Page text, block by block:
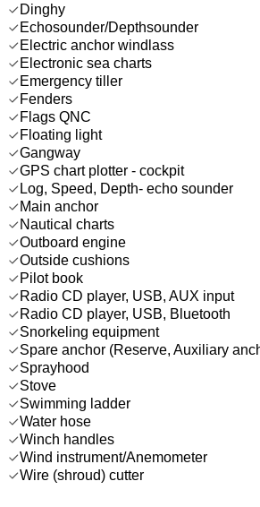
Dinghy
Echosounder/Depthsounder
Electric anchor windlass
Electronic sea charts
Emergency tiller
Fenders
Flags QNC
Floating light
Gangway
GPS chart plotter - cockpit
Log, Speed, Depth- echo sounder
Main anchor
Nautical charts
Outboard engine
Outside cushions
Pilot book
Radio CD player, USB, AUX input
Radio CD player, USB, Bluetooth
Snorkeling equipment
Spare anchor (Reserve, Auxiliary
Sprayhood
Stove
Swimming ladder
Water hose
Winch handles
Wind instrument/Anemometer
Wire (shroud) cutter